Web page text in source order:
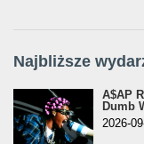
Najbliższe
A$AP
Dumb
2026-